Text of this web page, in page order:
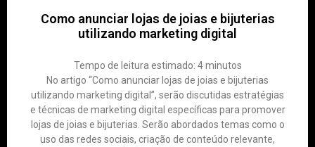
Como anunciar lojas de joias e bijuterias
utilizando marketing digital
Tempo de leitura estimado: 4 minutos
No artigo “Como anunciar lojas de joias e bijuterias
utilizando marketing digital”, serão discutidas estratégias
e técnicas de marketing digital específicas para promover
lojas de joias e bijuterias. Serão abordados temas como o
uso das redes sociais, criação de conteúdo relevante,